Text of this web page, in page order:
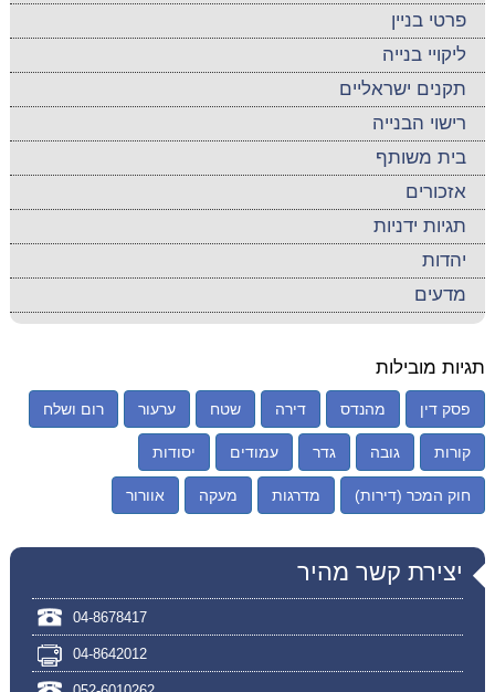
פרטי בניין
ליקויי בנייה
תקנים ישראליים
רישוי הבנייה
בית משותף
אזכורים
תגיות ידניות
יהדות
מדעים
תגיות מובילות
פסק דין מהנדס דירה שטח ערעור רום ושלח
קורות גובה גדר עמודים יסודות
חוק המכר (דירות) מדרגות מעקה אוורור
יצירת קשר מהיר
04-8678417
04-8642012